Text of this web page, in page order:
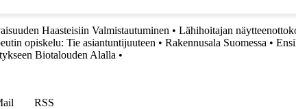
Haasteisiin Valmistautuminen • Lähihoitajan
opiskelu: Tie asiantuntijuuteen • Rakennusala Suomessa •
Biotalouden Alalla •
RSS